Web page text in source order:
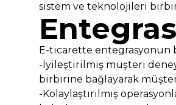
sistem ve teknolojileri
E-ticarette entegrasyonun
-İyileştirilmiş müşteri
birbirine bağlayarak
-Kolaylaştırılmış